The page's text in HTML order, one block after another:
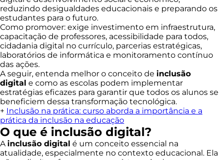
reduzindo desigualdades educacionais e preparando os
estudantes para o futuro.
Como promover: exige investimento em infraestrutura,
capacitação de professores, acessibilidade para todos,
cidadania digital no currículo, parcerias estratégicas,
laboratórios de informática e monitoramento contínuo
das ações.
A seguir, entenda melhor o conceito de inclusão
digital e como as escolas podem implementar
estratégias eficazes para garantir que todos os alunos se
beneficiem dessa transformação tecnológica.
+ Inclusão na prática: curso aborda a importância e a
prática da inclusão na educação
O que é inclusão digital?
Ainclusão digital é um conceito essencial na
atualidade, especialmente no contexto educacional. Ela